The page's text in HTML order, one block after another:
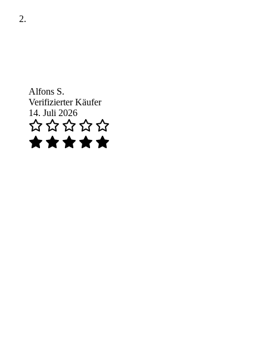
Alfons S.
Verifizierter Käufer
14. Juli 2026